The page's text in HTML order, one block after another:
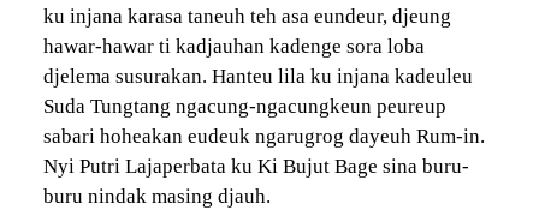
ku injana karasa taneuh teh asa eundeur, djeung
hawar-hawar ti kadjauhan kadenge sora loba
djelema susurakan. Hanteu lila ku injana kadeuleu
Suda Tungtang ngacung-ngacungkeun peureup
sabari hoheakan eudeuk ngarugrog dayeuh Rum-in.
Nyi Putri Lajaperbata ku Ki Bujut Bage sina buru-
buru nindak masing djauh.